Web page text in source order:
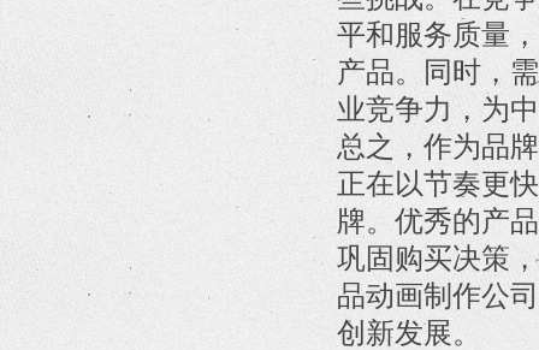
平和服务质量
产品。同时，
业竞争力，为
总之，作为品
正在以节奏更
牌。优秀的产
巩固购买决策
品动画制作公
创新发展。